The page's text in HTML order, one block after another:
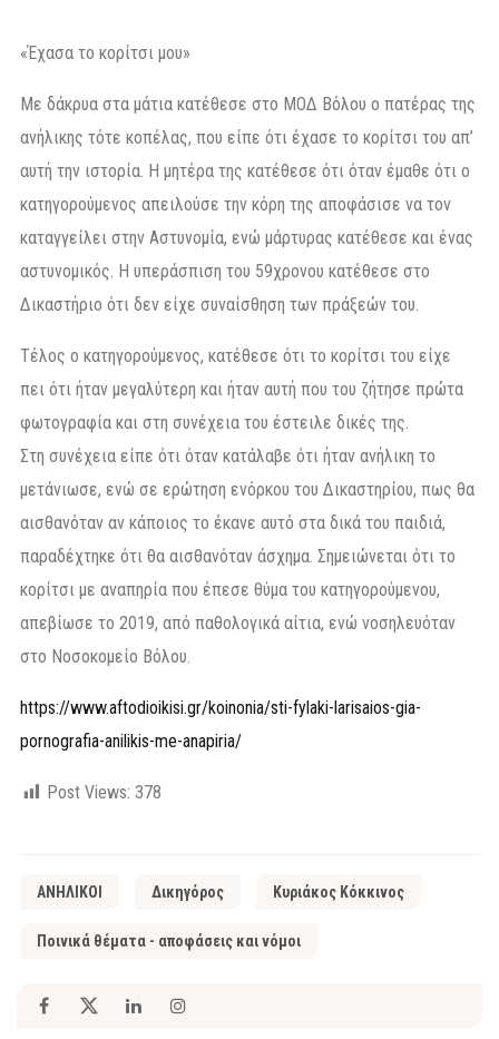
«Έχασα το κορίτσι μου»
Με δάκρυα στα μάτια κατέθεσε στο ΜΟΔ Βόλου ο πατέρας της
ανήλικης τότε κοπέλας, που είπε ότι έχασε το κορίτσι του απ’
αυτή την ιστορία. Η μητέρα της κατέθεσε ότι όταν έμαθε ότι ο
κατηγορούμενος απειλούσε την κόρη της αποφάσισε να τον
καταγγείλει στην Αστυνομία, ενώ μάρτυρας κατέθεσε και ένας
αστυνομικός. Η υπεράσπιση του 59χρονου κατέθεσε στο
Δικαστήριο ότι δεν είχε συναίσθηση των πράξεών του.
Τέλος ο κατηγορούμενος, κατέθεσε ότι το κορίτσι του είχε
πει ότι ήταν μεγαλύτερη και ήταν αυτή που του ζήτησε πρώτα
φωτογραφία και στη συνέχεια του έστειλε δικές της.
Στη συνέχεια είπε ότι όταν κατάλαβε ότι ήταν ανήλικη το
μετάνιωσε, ενώ σε ερώτηση ενόρκου του Δικαστηρίου, πως θα
αισθανόταν αν κάποιος το έκανε αυτό στα δικά του παιδιά,
παραδέχτηκε ότι θα αισθανόταν άσχημα. Σημειώνεται ότι το
κορίτσι με αναπηρία που έπεσε θύμα του κατηγορούμενου,
απεβίωσε το 2019, από παθολογικά αίτια, ενώ νοσηλευόταν
στο Νοσοκομείο Βόλου.
https://www.aftodioikisi.gr/koinonia/sti-fylaki-larisaios-gia-
pornografia-anilikis-me-anapiria/
Post Views: 378
ΑΝΗΛΙΚΟΙ Δικηγόρος Κυριάκος Κόκκινος
Ποινικά θέματα - αποφάσεις και νόμοι